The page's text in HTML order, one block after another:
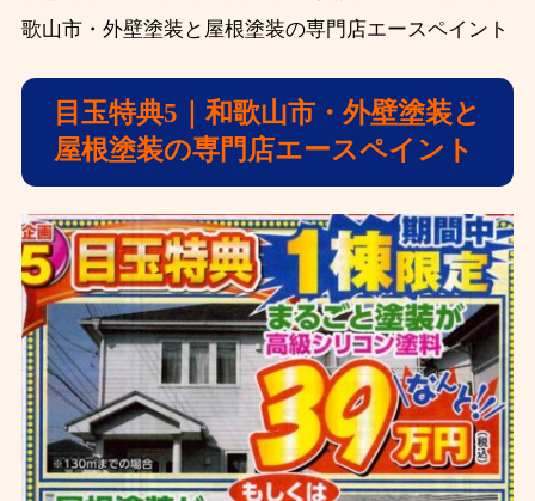
歌山市・外壁塗装と屋根塗装の専門店エースペイント
目玉特典5｜和歌山市・外壁塗装と
屋根塗装の専門店エースペイント